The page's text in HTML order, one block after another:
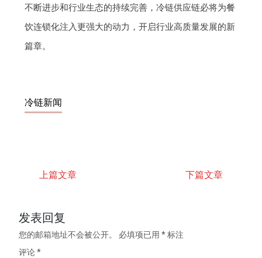
不断进步和行业生态的持续完善，冷链供应链必将为餐
饮连锁化注入更强大的动力，开启行业高质量发展的新
篇章。
冷链新闻
上篇文章 下篇文章
发表回复
您的邮箱地址不会被公开。 必填项已用*标注
评论*